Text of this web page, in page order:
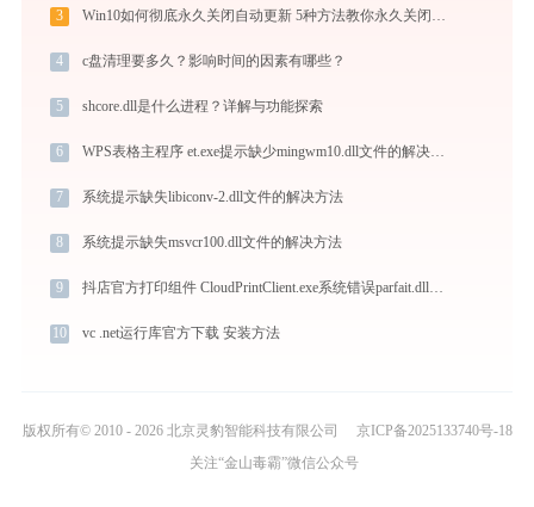
3 Win10如何彻底永久关闭自动更新 5种方法教你永久关闭win10自动更新
4 c盘清理要多久？影响时间的因素有哪些？
5 shcore.dll是什么进程？详解与功能探索
6 WPS表格主程序 et.exe提示缺少mingwm10.dll文件的解决办法
7 系统提示缺失libiconv-2.dll文件的解决方法
8 系统提示缺失msvcr100.dll文件的解决方法
9 抖店官方打印组件 CloudPrintClient.exe系统错误parfait.dll丢失如何解决
10 vc .net运行库官方下载 安装方法
版权所有© 2010 - 2026 北京灵豹智能科技有限公司
京ICP备2025133740号-18
关注“金山毒霸”微信公众号